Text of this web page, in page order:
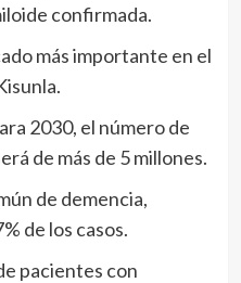
confirmada.
más importante en el
2030, el número de
de más de 5 millones.
de demencia,
de los casos.
pacientes con